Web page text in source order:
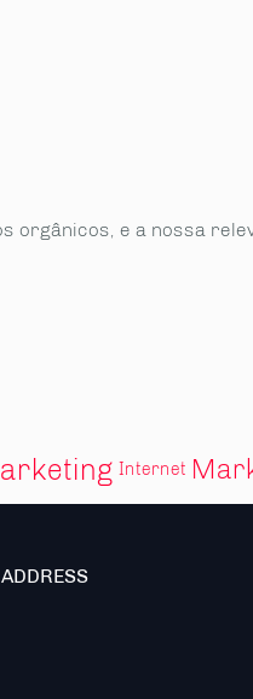
orgânicos, e a nossa
Internet
ADDRESS